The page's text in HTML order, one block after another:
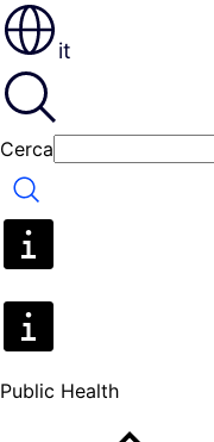
it
Cerca
Cerca
Public Health